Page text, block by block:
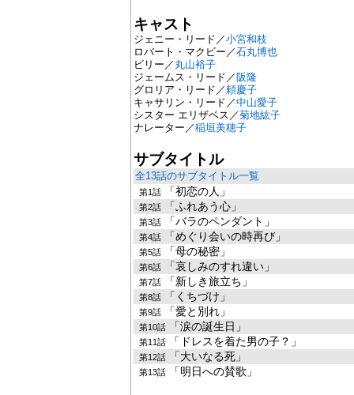
キャスト
ジェニー・リード／小宮和枝
ロバート・マクビー／石丸博也
ビリー／ 丸山裕子
ジェームス・リード／ 阪隆
グロリア・リード／頼慶子
キャサリン・リード／中山愛子
シスター エリザベス／菊地紘子
ナレーター／稲垣美穂子
サブタイトル
全13話のサブタイトル一覧
第1話 「初恋の人」
第2話 「ふれあう心」
第3話 「バラのペンダント」
第4話 「めぐり会いの時再び」
第5話 「母の秘密」
第6話 「哀しみのすれ違い」
第7話 「新しき旅立ち」
第8話 「くちづけ」
第9話 「愛と別れ」
第10話 「涙の誕生日」
第11話 「ドレスを着た男の子？」
第12話 「大いなる死」
第13話 「明日への賛歌」